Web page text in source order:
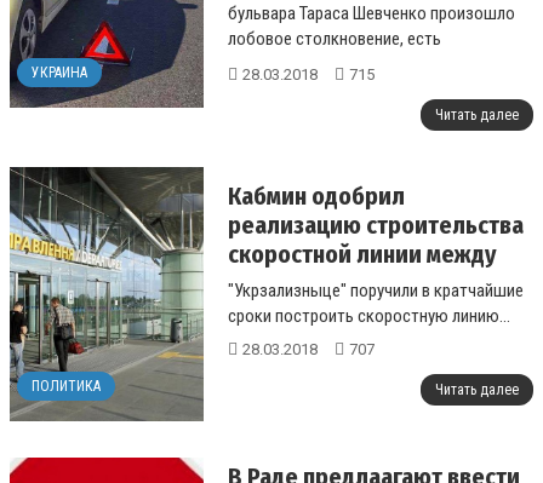
УКРАИНА
бульвара Тараса Шевченко произошло
лобовое столкновение, есть
пострадавшие. Об этом сообщает
28.03.2018 715
Читать далее
ПОЛИТИКА
Кабмин одобрил
реализацию строительства
скоростной линии между
Киевом и "Борисполем"
"Укрзализныце" поручили в кратчайшие
сроки построить скоростную линию...
28.03.2018 707
Читать далее
В Раде предлаагают ввести